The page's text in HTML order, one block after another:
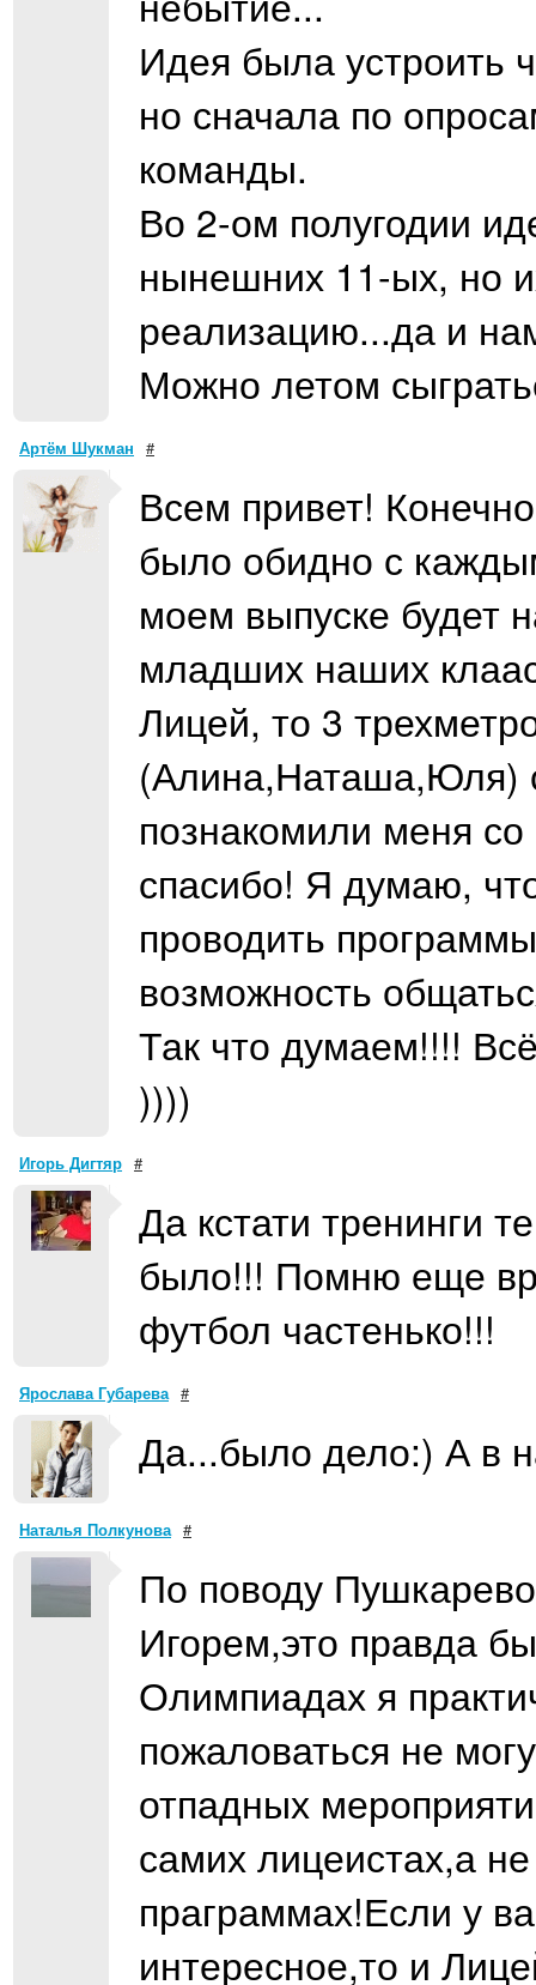
Идея была устроить
но сначала по
команды.
Во 2-ом полугодии
нынешних 11-ых, но
реализацию...да и
Можно летом
Артём Шукман #
Всем привет!
было обидно с
моем выпуске будет
младших наших
Лицей, то 3
(Алина,Наташа,Юля)
познакомили меня
спасибо! Я думаю,
проводить
возможность
Так что думаем!!!!
))))
Игорь Дигтяр #
Да кстати тренинги
было!!! Помню еще
футбол частенько!!!
Ярослава Губарева #
Да...было дело:) А в
Наталья Полкунова #
По поводу
Игорем,это правда
Олимпиадах я
пожаловаться не
отпадных
самих лицеистах,а
праграммах!Если у
интересное,то и